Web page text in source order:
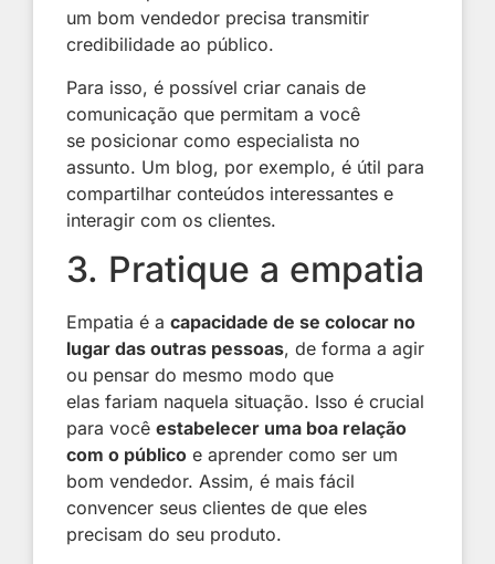
um bom vendedor precisa transmitir
credibilidade ao público.
Para isso, é possível criar canais de
comunicação que permitam a você
se posicionar como especialista no
assunto. Um blog, por exemplo, é útil para
compartilhar conteúdos interessantes e
interagir com os clientes.
3. Pratique a empatia
Empatia é acapacidade de se colocar no
lugar das outras pessoas, de forma a agir
ou pensar do mesmo modo que
elas fariam naquela situação. Isso é crucial
para vocêestabelecer uma boa relação
com o público e aprender como ser um
bom vendedor. Assim, é mais fácil
convencer seus clientes de que eles
precisam do seu produto.